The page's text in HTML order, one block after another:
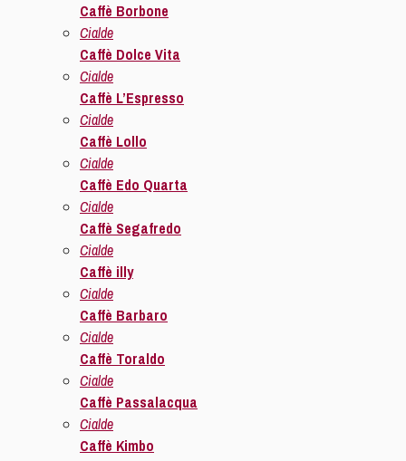
Caffè Borbone
Cialde
Caffè Dolce Vita
Cialde
Caffè L’Espresso
Cialde
Caffè Lollo
Cialde
Caffè Edo Quarta
Cialde
Caffè Segafredo
Cialde
Caffè illy
Cialde
Caffè Barbaro
Cialde
Caffè Toraldo
Cialde
Caffè Passalacqua
Cialde
Caffè Kimbo